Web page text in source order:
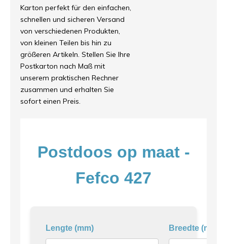
Karton perfekt für den einfachen,
schnellen und sicheren Versand
von verschiedenen Produkten,
von kleinen Teilen bis hin zu
größeren Artikeln. Stellen Sie Ihre
Postkarton nach Maß mit
unserem praktischen Rechner
zusammen und erhalten Sie
sofort einen Preis.